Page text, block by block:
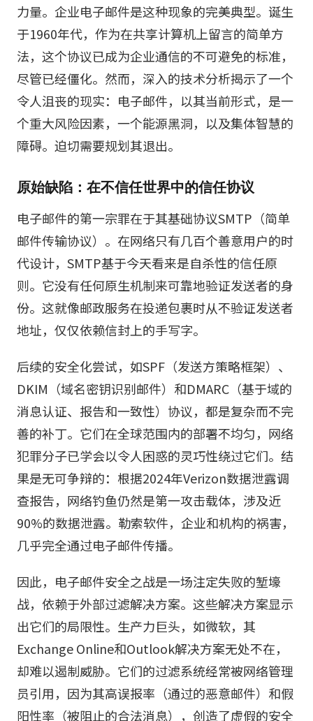
力量。企业电子邮件是这种现象的完美典型。诞生
于1960年代，作为在共享计算机上留言的简单方
法，这个协议已成为企业通信的不可避免的标准，
尽管已经僵化。然而，深入的技术分析揭示了一个
令人沮丧的现实：电子邮件，以其当前形式，是一
个重大风险因素，一个能源黑洞，以及集体智慧的
障碍。迫切需要规划其退出。
原始缺陷：在不信任世界中的信任协议
电子邮件的第一宗罪在于其基础协议SMTP（简单
邮件传输协议）。在网络只有几百个善意用户的时
代设计，SMTP基于今天看来是自杀性的信任原
则。它没有任何原生机制来可靠地验证发送者的身
份。这就像邮政服务在投递包裹时从不验证发送者
地址，仅仅依赖信封上的手写字。
后续的安全化尝试，如SPF（发送方策略框架）、
DKIM（域名密钥识别邮件）和DMARC（基于域的
消息认证、报告和一致性）协议，都是复杂而不完
善的补丁。它们在全球范围内的部署不均匀，网络
犯罪分子已学会以令人困惑的灵巧性绕过它们。结
果是无可争辩的：根据2024年Verizon数据泄露调
查报告，网络钓鱼仍然是第一攻击载体，涉及近
90%的数据泄露。勒索软件，企业和机构的祸害，
几乎完全通过电子邮件传播。
因此，电子邮件安全之战是一场注定失败的堑壕
战，依赖于外部过滤解决方案。这些解决方案显示
出它们的局限性。生产力巨头，如微软，其
Exchange Online和Outlook解决方案无处不在，
却难以遏制威胁。它们的过滤系统经常被网络管理
员引用，因为其高误报率（通过的恶意邮件）和假
阳性率（被阻止的合法消息），创造了虚假的安全